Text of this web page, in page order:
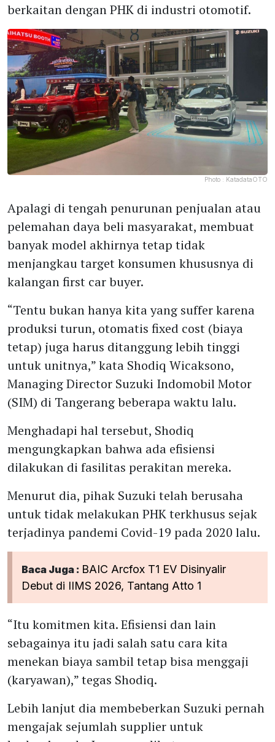
berkaitan dengan PHK di industri otomotif.
Photo : KatadataOTO
Apalagi di tengah penurunan penjualan atau
pelemahan daya beli masyarakat, membuat
banyak model akhirnya tetap tidak
menjangkau target konsumen khususnya di
kalangan first car buyer.
“Tentu bukan hanya kita yang suffer karena
produksi turun, otomatis fixed cost (biaya
tetap) juga harus ditanggung lebih tinggi
untuk unitnya,” kata Shodiq Wicaksono,
Managing Director Suzuki Indomobil Motor
(SIM) di Tangerang beberapa waktu lalu.
Menghadapi hal tersebut, Shodiq
mengungkapkan bahwa ada efisiensi
dilakukan di fasilitas perakitan mereka.
Menurut dia, pihak Suzuki telah berusaha
untuk tidak melakukan PHK terkhusus sejak
terjadinya pandemi Covid-19 pada 2020 lalu.
Baca Juga : BAIC Arcfox T1 EV Disinyalir
Debut di IIMS 2026, Tantang Atto 1
“Itu komitmen kita. Efisiensi dan lain
sebagainya itu jadi salah satu cara kita
menekan biaya sambil tetap bisa menggaji
(karyawan),” tegas Shodiq.
Lebih lanjut dia membeberkan Suzuki pernah
mengajak sejumlah supplier untuk